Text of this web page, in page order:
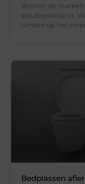
Binnen de
sleutelpositie in.
richten op het
Bedplassen